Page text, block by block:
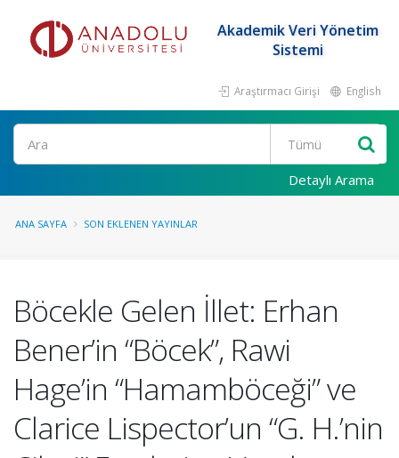
Akademik Veri Yönetim
Sistemi
Araştırmacı Girişi English
Ara
Detaylı Arama
ANA SAYFA SON EKLENEN YAYINLAR
Böcekle Gelen İllet: Erhan
Bener’in “Böcek”, Rawi
Hage’in “Hamamböceği” ve
Clarice Lispector’un “G. H.’nin